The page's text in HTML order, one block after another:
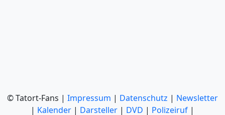
© Tatort-Fans | Impressum | Datenschutz | Newsletter
| Kalender | Darsteller | DVD | Polizeiruf |